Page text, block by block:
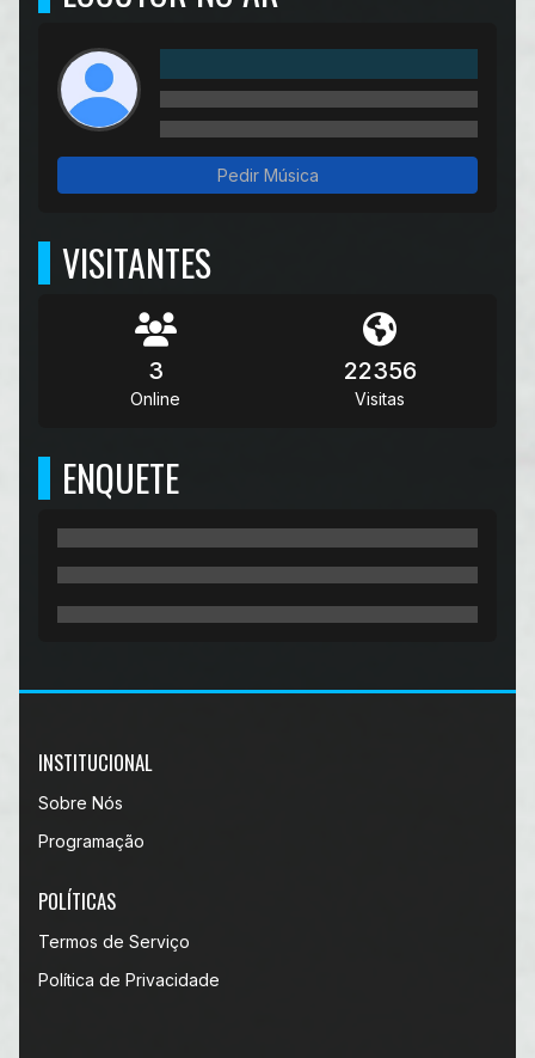
Pedir Música
VISITANTES
3
Online
22356
Visitas
ENQUETE
INSTITUCIONAL
Sobre Nós
Programação
POLÍTICAS
Termos de Serviço
Política de Privacidade